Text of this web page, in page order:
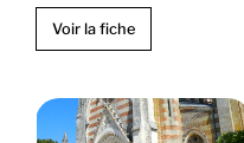
Voir la fiche